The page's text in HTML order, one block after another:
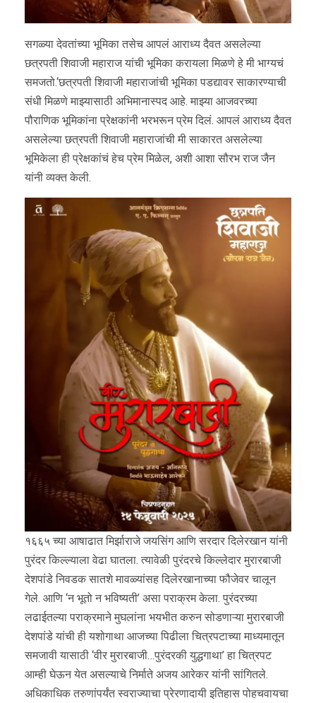
सगळ्या देवतांच्या भूमिका तसेच आपलं आराध्य दैवत असलेल्या
छत्रपती शिवाजी महाराज यांची भूमिका करायला मिळणे हे मी भाग्यचं
समजतो.‘छत्रपती शिवाजी महाराजांची भूमिका पडद्यावर साकारण्याची
संधी मिळणे माझ्यासाठी अभिमानास्पद आहे. माझ्या आजवरच्या
पौराणिक भूमिकांना प्रेक्षकांनी भरभरून प्रेम दिलं. आपलं आराध्य दैवत
असलेल्या छत्रपती शिवाजी महाराजांची मी साकारत असलेल्या
भूमिकेला ही प्रेक्षकांचं हेच प्रेम मिळेल, अशी आशा सौरभ राज जैन
यांनी व्यक्त केली.
१६६५ च्या आषाढात मिर्झाराजे जयसिंग आणि सरदार दिलेरखान यांनी
पुरंदर किल्ल्याला वेढा घातला. त्यावेळी पुरंदरचे किल्लेदार मुरारबाजी
देशपांडे निवडक सातशे मावळ्यांसह दिलेरखानाच्या फौजेवर चालून
गेले. आणि ‘न भूतो न भविष्यती’ असा पराक्रम केला. पुरंदरच्या
लढाईतल्या पराक्रमाने मुघलांना भयभीत करुन सोडणाऱ्या मुरारबाजी
देशपांडे यांची ही यशोगाथा आजच्या पिढीला चित्रपटाच्या माध्यमातून
समजावी यासाठी ‘वीर मुरारबाजी…पुरंदरकी युद्धगाथा’ हा चित्रपट
आम्ही घेऊन येत असल्याचे निर्माते अजय आरेकर यांनी सांगितले.
अधिकाधिक तरुणांपर्यंत स्वराज्याचा प्रेरणादायी इतिहास पोहचवायचा